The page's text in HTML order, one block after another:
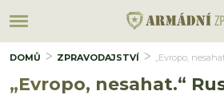
DOMŮ ZPRAVODAJSTVÍ „Evropo,
„Evropo, nesahat.“